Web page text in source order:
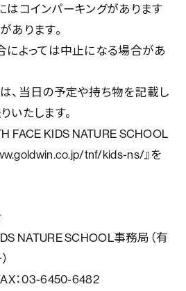
はコインパーキングがあります
あります。
によっては中止になる場合があ
、当日の予定や持ち物を記載し
いたします。
FACE KIDS NATURE SCHOOL
tnf/kids-ns/』を
NATURE SCHOOL事務局（有
：03-6450-6482